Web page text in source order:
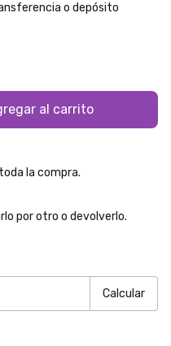
o depósito
la compra.
por otro o devolverlo.
Calcular